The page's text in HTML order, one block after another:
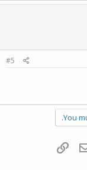
#5
You
דואר אלקטרוני